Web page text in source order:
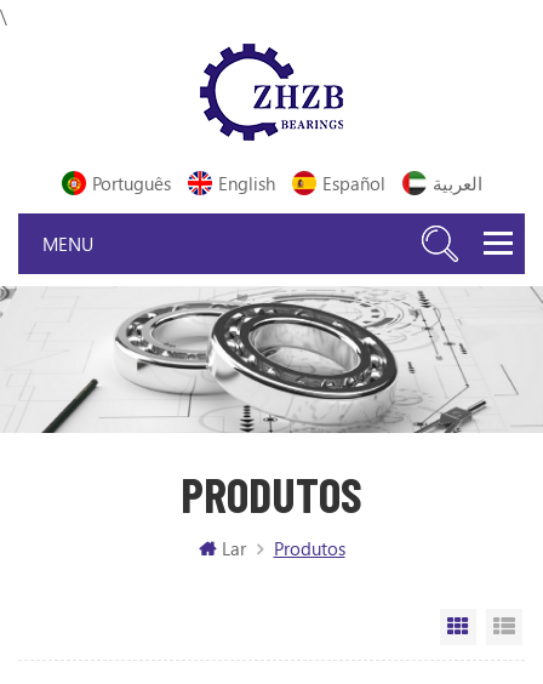
\
Português English Español العربية
PRODUTOS
Lar Produtos
Vista